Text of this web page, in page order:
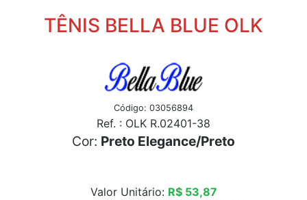
TÊNIS BELLA BLUE OLK
Código: 03056894
Ref. : OLK R.02401-38
Cor: Preto Elegance/Preto
Valor Unitário: R$ 53,87